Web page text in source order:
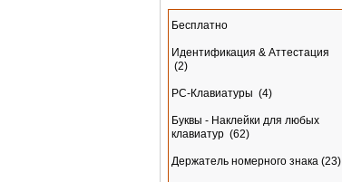
Бесплатно
Идентификация & Аттестация
(2)
PC-Клавиатуры (4)
Буквы - Наклейки для любых
клавиатур (62)
Держатель номерного знака (23)